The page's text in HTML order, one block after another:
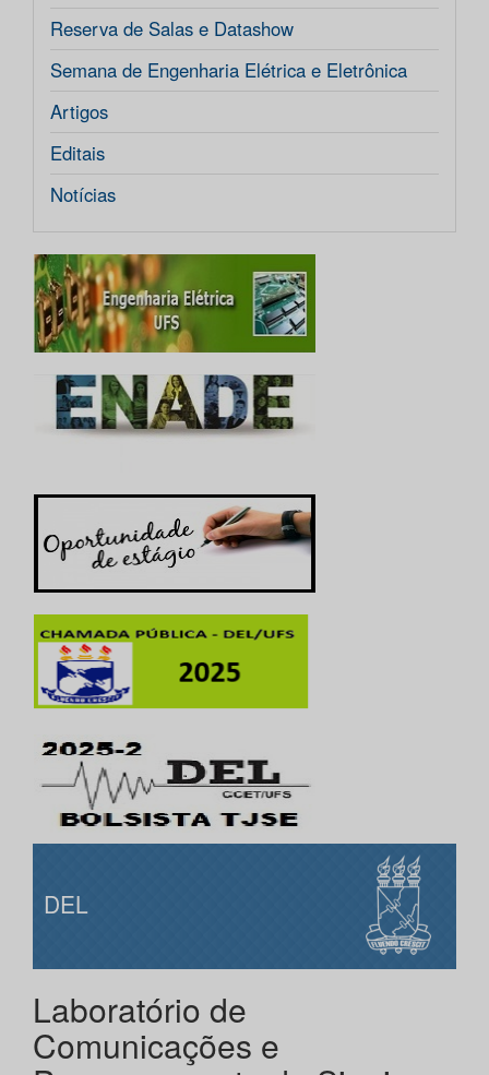
Reserva de Salas e Datashow
Semana de Engenharia Elétrica e Eletrônica
Artigos
Editais
Notícias
DEL
Laboratório de
Comunicações e